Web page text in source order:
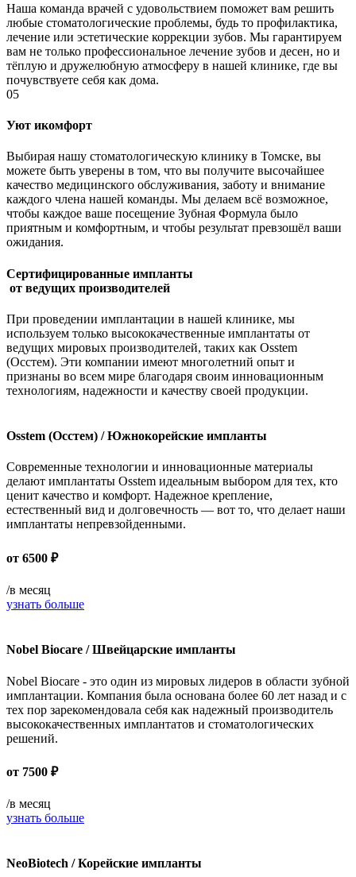
Наша команда врачей с удовольствием поможет вам решить
любые стоматологические проблемы, будь то профилактика,
лечение или эстетические коррекции зубов. Мы гарантируем
вам не только профессиональное лечение зубов и десен, но и
тёплую и дружелюбную атмосферу в нашей клинике, где вы
почувствуете себя как дома.
05
Уют икомфорт
Выбирая нашу стоматологическую клинику в Томске, вы
можете быть уверены в том, что вы получите высочайшее
качество медицинского обслуживания, заботу и внимание
каждого члена нашей команды. Мы делаем всё возможное,
чтобы каждое ваше посещение Зубная Формула было
приятным и комфортным, и чтобы результат превзошёл ваши
ожидания.
Сертифицированные импланты
от ведущих производителей
При проведении имплантации в нашей клинике, мы
используем только высококачественные имплантаты от
ведущих мировых производителей, таких как Osstem
(Осстем). Эти компании имеют многолетний опыт и
признаны во всем мире благодаря своим инновационным
технологиям, надежности и качеству своей продукции.
Osstem (Осстем) / Южнокорейские импланты
Современные технологии и инновационные материалы
делают имплантаты Osstem идеальным выбором для тех, кто
ценит качество и комфорт. Надежное крепление,
естественный вид и долговечность — вот то, что делает наши
имплантаты непревзойденными.
от 6500 ₽
/в месяц
узнать больше
Nobel Biocare / Швейцарские импланты
Nobel Biocare - это один из мировых лидеров в области зубной
имплантации. Компания была основана более 60 лет назад и с
тех пор зарекомендовала себя как надежный производитель
высококачественных имплантатов и стоматологических
решений.
от 7500 ₽
/в месяц
узнать больше
NeoBiotech / Корейские импланты